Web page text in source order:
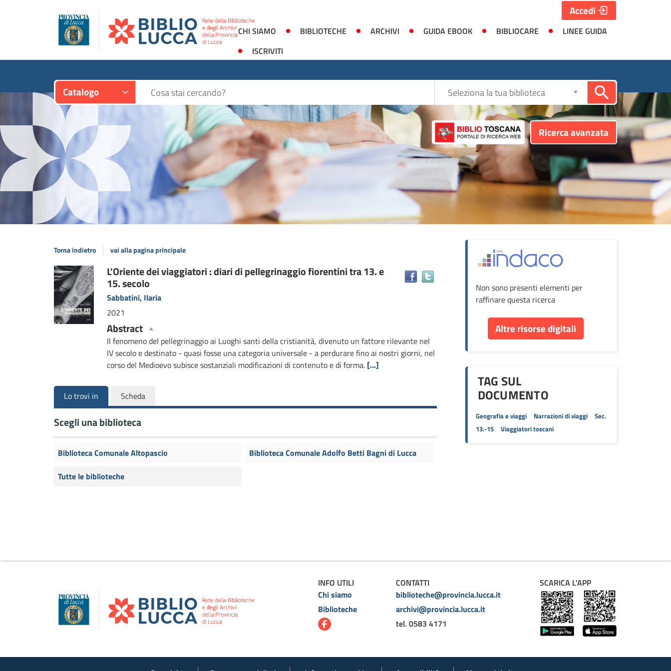
CHI SIAMO BIBLIOTECHE ARCHIVI GUIDA EBOOK BIBLIOCARE
LINEE GUIDA
ISCRIVITI
Accedi
Catalogo Cerca su "Catalogo"
Ricerca avanzata
Seleziona
la
biblioteca
Torna indietro vai alla pagina principale
Dettaglio
del
documento
L'Oriente dei viaggiatori : diari di pellegrinaggio fiorentini tra 13. e
15. secolo
Sabbatini, Ilaria
2021
Abstract
Il fenomeno del pellegrinaggio ai Luoghi santi della cristianità, divenuto un fattore rilevante nel
IV secolo e destinato - quasi fosse una categoria universale - a perdurare fino ai nostri giorni, nel
corso del Medioevo subisce sostanziali modificazioni di contenuto e di forma. [...]
Lo trovi in Scheda
Scegli una biblioteca
Biblioteca Comunale Altopascio
Biblioteca Comunale Adolfo Betti Bagni di Lucca
Tutte le biblioteche
Non sono presenti elementi per
raffinare questa ricerca
Altre risorse digitali
TAG SUL
DOCUMENTO
Geografia e viaggi Narrazioni di viaggi
Sec.
13.-15
Viaggiatori toscani
INFO UTILI
Chi siamo
Biblioteche
CONTATTI
biblioteche@provincia.lucca.it
archivi@provincia.lucca.it
tel. 0583 4171
SCARICA L'APP